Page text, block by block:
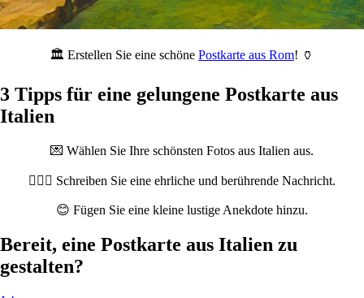
🏛️ Erstellen Sie eine schöne Postkarte aus Rom! 🏺
3 Tipps für eine gelungene Postkarte aus
Italien
💌 Wählen Sie Ihre schönsten Fotos aus Italien aus.
🏊🏻‍♀️ Schreiben Sie eine ehrliche und berührende Nachricht.
😊 Fügen Sie eine kleine lustige Anekdote hinzu.
Bereit, eine Postkarte aus Italien zu
gestalten?